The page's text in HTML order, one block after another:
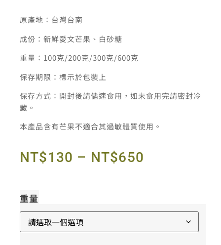
原產地：台灣台南
成份：新鮮愛文芒果、白砂糖
重量：100克/200克/300克/600克
保存期限：標示於包裝上
保存方式：開封後請儘速食用，如未食用完請密封冷
藏。
本產品含有芒果不適合其過敏體質使用。
NT$130 – NT$650
重量